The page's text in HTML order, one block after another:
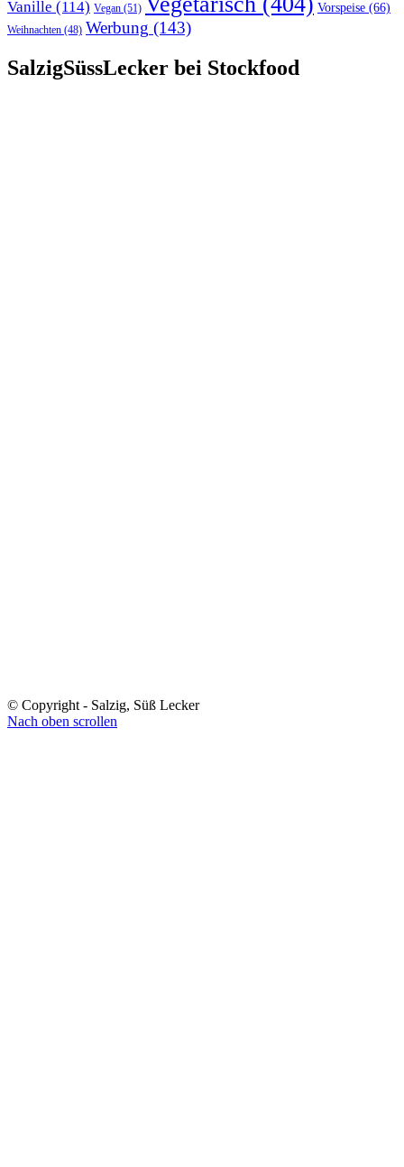
Vanille (114) Vegan (51) Vorspeise (66)
Weihnachten (48) Werbung (143)
SalzigSüssLecker bei Stockfood
© Copyright - Salzig, Süß Lecker
Nach oben scrollen